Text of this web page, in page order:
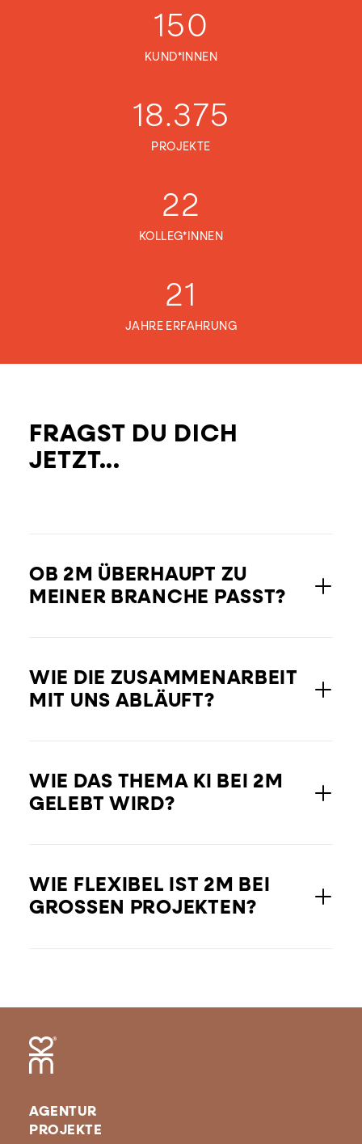
150
KUND*INNEN
18.375
PROJEKTE
22
KOLLEG*INNEN
21
JAHRE ERFAHRUNG
FRAGST DU DICH
JETZT...
OB 2M ÜBERHAUPT ZU
MEINER BRANCHE PASST?
WIE DIE ZUSAMMENARBEIT
MIT UNS ABLÄUFT?
WIE DAS THEMA KI BEI 2M
GELEBT WIRD?
WIE FLEXIBEL IST 2M BEI
GROSSEN PROJEKTEN?
AGENTUR
PROJEKTE